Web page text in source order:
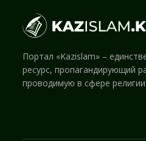
Портал «Kazislam» –
ресурс, пропагандирующий
проводимую в сфере религии.